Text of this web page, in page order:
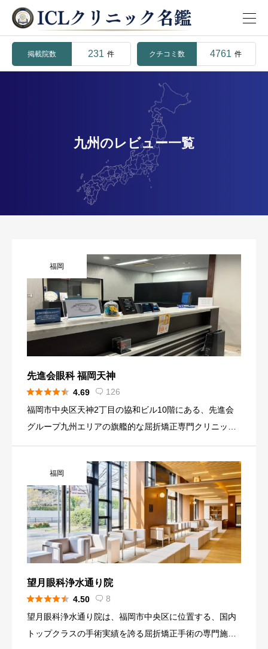
掲載院数 231 件 クチコミ数 4761 件
九州のレビュー一覧
福岡
先進会眼科 福岡天神
 4.69  126
福岡市中央区天神2丁目の協和ビル10階にある、先進会
グループ九州エリアの旗艦的な屈折矯正専門クリニック
心に、20年以上の近視治療実績と累計数万件規模のICL
症例を持 […]
福岡
望月眼科浄水通り院
 4.50  8
望月眼科浄水通り院は、福岡市中央区に位置する、国内
トップクラスの手術実績を誇る屈折矯正手術の専門施設